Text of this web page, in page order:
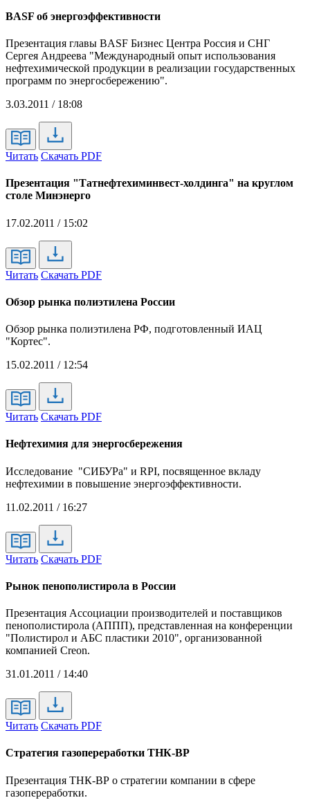
BASF об энергоэффективности
Презентация главы BASF Бизнес Центра Россия и СНГ
Сергея Андреева "Международный опыт использования
нефтехимической продукции в реализации государственных
программ по энергосбережению".
3.03.2011 / 18:08
Читать Скачать PDF
Презентация "Татнефтехиминвест-холдинга" на круглом
столе Минэнерго
17.02.2011 / 15:02
Читать Скачать PDF
Обзор рынка полиэтилена России
Обзор рынка полиэтилена РФ, подготовленный ИАЦ
"Кортес".
15.02.2011 / 12:54
Читать Скачать PDF
Нефтехимия для энергосбережения
Исследование "СИБУРа" и RPI, посвященное вкладу
нефтехимии в повышение энергоэффективности.
11.02.2011 / 16:27
Читать Скачать PDF
Рынок пенополистирола в России
Презентация Ассоциации производителей и поставщиков
пенополистирола (АППП), представленная на конференции
"Полистирол и АБС пластики 2010", организованной
компанией Creon.
31.01.2011 / 14:40
Читать Скачать PDF
Стратегия газопереработки ТНК-ВР
Презентация ТНК-ВР о стратегии компании в сфере
газопереработки.